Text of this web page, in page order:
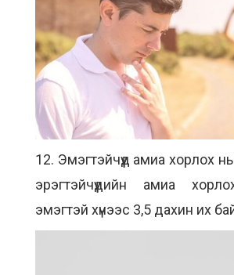
12. Эмэгтэйчүүд амиа хорлох
эрэгтэйчүүдийн амиа
эмэгтэй хүнээс 3,5 дахин их